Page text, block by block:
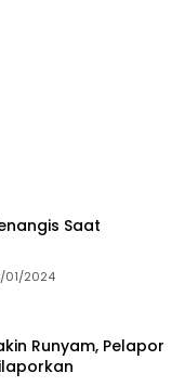
Saat
01/2024
Runyam, Pelapor